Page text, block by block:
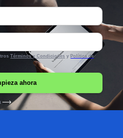
Términos y Condiciones y Política de